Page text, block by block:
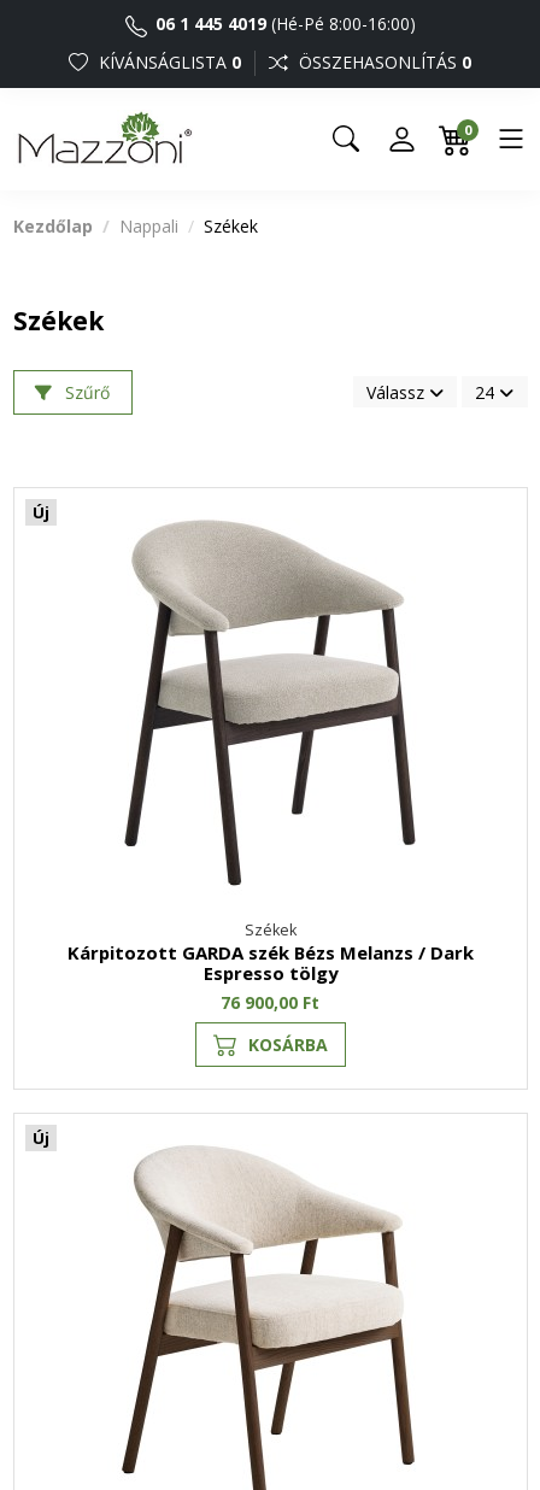
06 1 445 4019(Hé-Pé 8:00-16:00)
KÍVÁNSÁGLISTA 0 ÖSSZEHASONLÍTÁS 0
0
Kezdőlap Nappali Székek
Székek
Szűrő Válassz 24
Új
Székek
Kárpitozott GARDA szék Bézs Melanzs / Dark
Espresso tölgy
76 900,00 Ft
KOSÁRBA
Új